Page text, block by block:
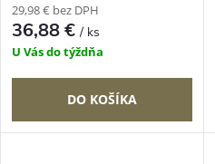
29,98 € bez DPH
36,88 €/ ks
U Vás do týždňa
DO KOŠÍKA